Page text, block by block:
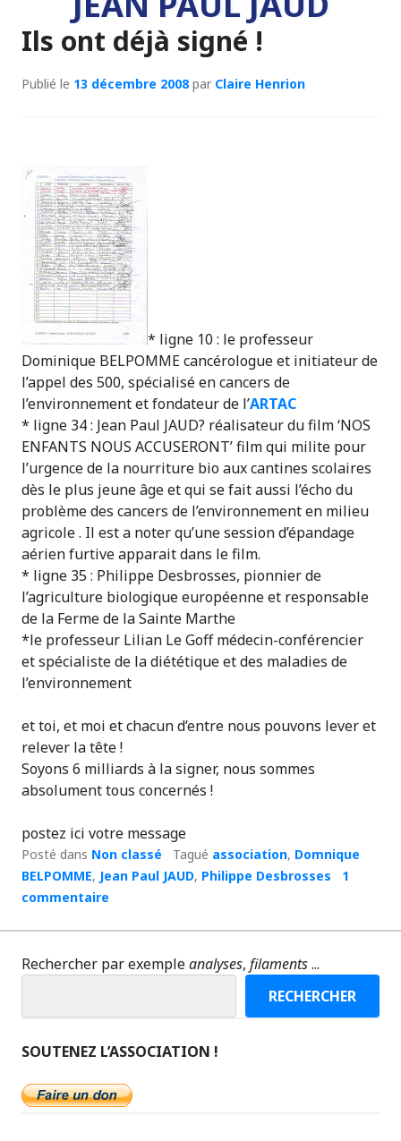
Ils ont déjà signé !
Publié le 13 décembre 2008par Claire Henrion
* ligne 10 : le professeur
Dominique BELPOMME cancérologue et initiateur de
l’appel des 500, spécialisé en cancers de
l’environnement et fondateur de l’ARTAC
* ligne 34 : Jean Paul JAUD? réalisateur du film ‘NOS
ENFANTS NOUS ACCUSERONT’ film qui milite pour
l’urgence de la nourriture bio aux cantines scolaires
dès le plus jeune âge et qui se fait aussi l’écho du
problème des cancers de l’environnement en milieu
agricole . Il est a noter qu’une session d’épandage
aérien furtive apparait dans le film.
* ligne 35 : Philippe Desbrosses, pionnier de
l’agriculture biologique européenne et responsable
de la Ferme de la Sainte Marthe
*le professeur Lilian Le Goff médecin-conférencier
et spécialiste de la diététique et des maladies de
l’environnement
et toi, et moi et chacun d’entre nous pouvons lever et
relever la tête !
Soyons 6 milliards à la signer, nous sommes
absolument tous concernés !
postez ici votre message
Posté dans Non classé Tagué association, Domnique
BELPOMME, Jean Paul JAUD, Philippe Desbrosses
1
commentaire
Rechercher par exempleanalyses, filaments...
RECHERCHER
SOUTENEZ L’ASSOCIATION !